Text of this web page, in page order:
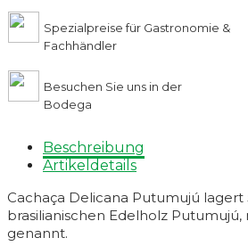
Spezialpreise für Gastronomie &
Fachhändler
Besuchen Sie uns in der
Bodega
Beschreibung
Artikeldetails
Cachaça Delicana Putumujú lagert
brasilianischen Edelholz Putumujú,
genannt.